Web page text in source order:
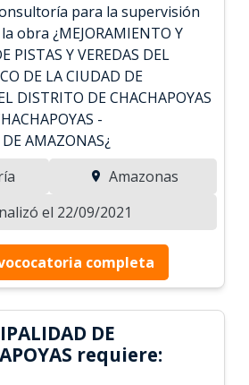
para la supervisión
obra ¿MEJORAMIENTO Y
PISTAS Y VEREDAS DEL
DE LA CIUDAD DE
DISTRITO DE CHACHAPOYAS
-
AMAZONAS¿
Amazonas
el 22/09/2021
completa
DE
requiere: